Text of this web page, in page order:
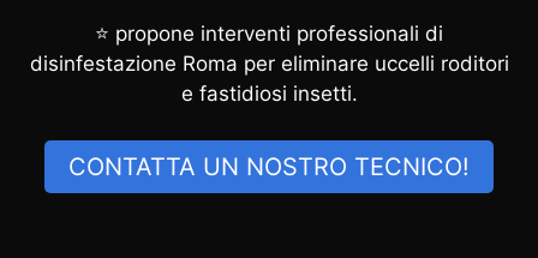
⭐ propone interventi professionali di
disinfestazione Roma per eliminare uccelli roditori
e fastidiosi insetti.
CONTATTA UN NOSTRO TECNICO!